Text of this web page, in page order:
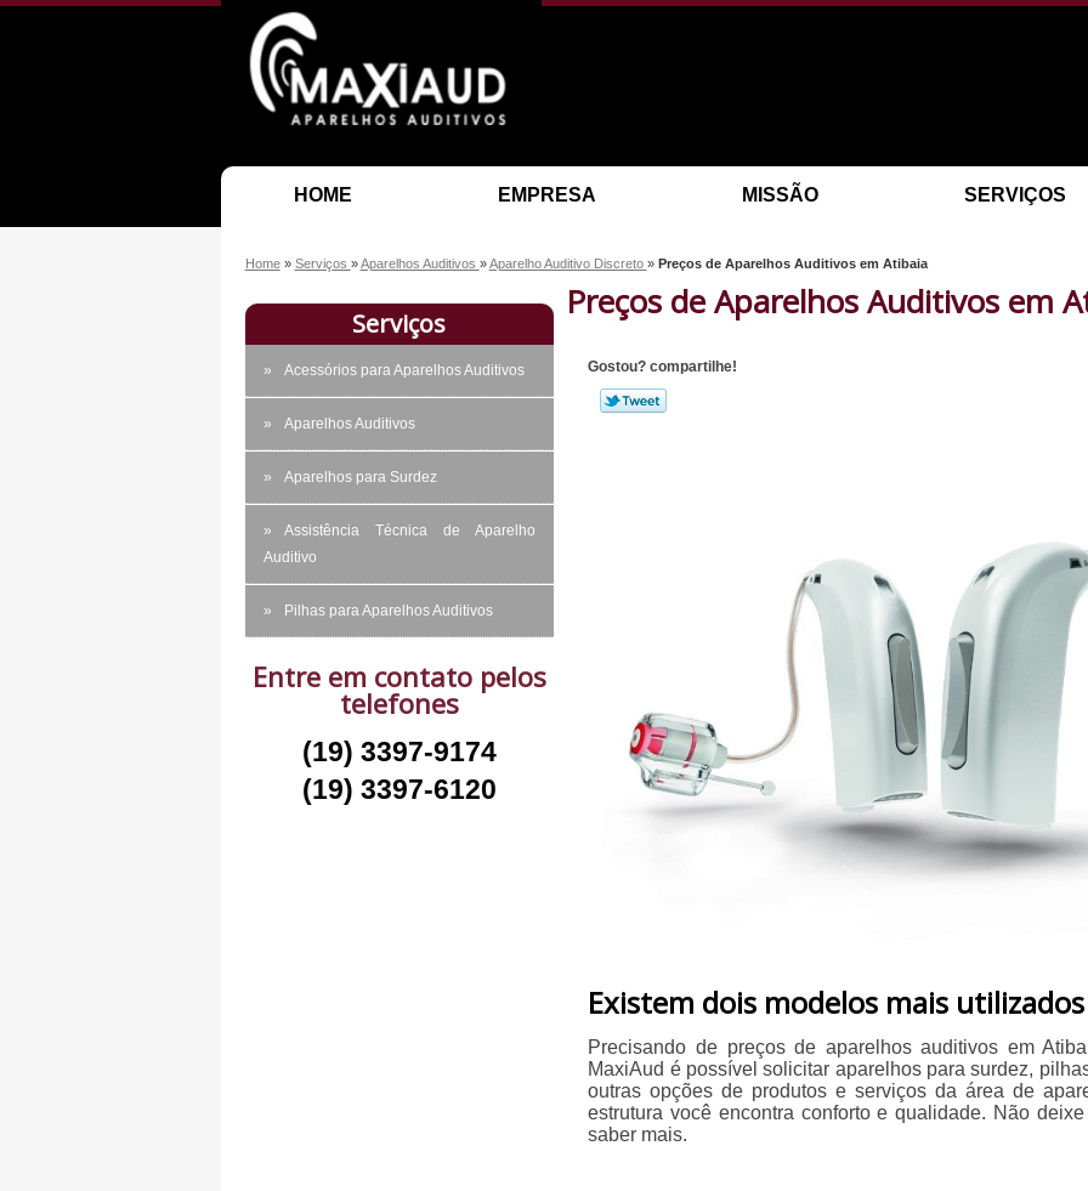
HOME EMPRESA MISSÃO SERVIÇOS
Home » Serviços »Aparelhos Auditivos »Aparelho Auditivo Discreto » Preços de Aparelhos Auditivos em Atibaia
Serviços
Acessórios para Aparelhos Auditivos
Aparelhos Auditivos
Aparelhos para Surdez
Assistência Técnica de Aparelho
Auditivo
Pilhas para Aparelhos Auditivos
Entre em contato pelos
telefones
(19) 3397-9174
(19) 3397-6120
Preços de Aparelhos Auditivos em
Gostou? compartilhe!
Existem dois modelos mais
Precisando de preços de aparelhos auditivos em
MaxiAud é possível solicitar aparelhos para surdez,
outras opções de produtos e serviços da área de
estrutura você encontra conforto e qualidade. Não
saber mais.